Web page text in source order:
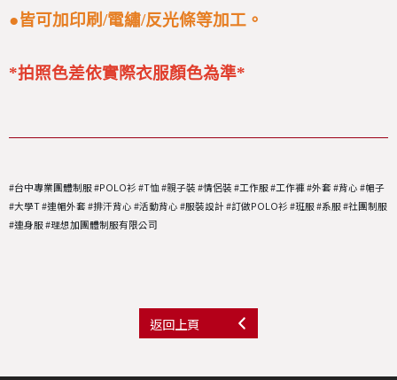
●皆可加印刷/電繡/反光條等加工。
*拍照色差依實際衣服顏色為準*
#台中專業團體制服 #POLO衫 #T恤 #親子裝 #情侶裝 #工作服 #工作褲 #外套 #背心 #帽子
#大學T #連帽外套 #排汗背心 #活動背心 #服裝設計 #訂做POLO衫 #班服 #系服 #社團制服
#連身服 #理想加團體制服有限公司
返回上頁